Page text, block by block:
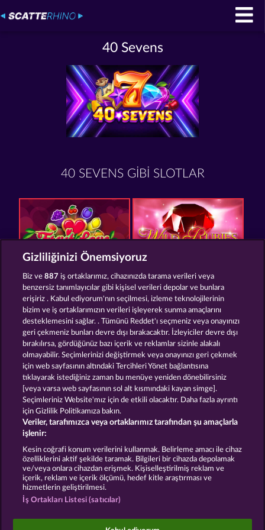
40 Sevens
40 SEVENS GIBI SLOTLAR
Fancy Fruits Back to the Fruits RoAR
Hüküm ve Koşullar Gizlilik Beyanı Künye
Şirket SSS
İptal talebini gönder
Sosyal casino oyunları sadece eğlence amaçlıdır ve
Gizliliğinizi Önemsiyoruz
Biz ve887 iş ortaklarımız, cihazınızda tarama verileri veya
benzersiz tanımlayıcılar gibi kişisel verileri depolar ve bunlara
erişiriz . Kabul ediyorum'nın seçilmesi, izleme teknolojilerinin
bizim ve iş ortaklarımızın verileri işleyerek sunma amaçlarını
desteklemesini sağlar. . Tümünü Reddet'ı seçmeniz veya onayınızı
geri çekmeniz bunları devre dışı bırakacaktır. İzleyiciler devre dışı
bırakılırsa, gördüğünüz bazı içerik ve reklamlar sizinle alakalı
olmayabilir. Seçimlerinizi değiştirmek veya onayınızı geri çekmek
için web sayfasının altındaki Tercihleri Yönet bağlantısına
tıklayarak istediğiniz zaman bu menüye yeniden dönebilirsiniz
[veya varsa web sayfasının sol alt kısmındaki kayan simge].
Seçimleriniz Website'mız için de etkili olacaktır. Daha fazla ayrıntı
için Gizlilik Politikamıza bakın.
Veriler, tarafımızca veya ortaklarımız tarafından şu amaçlarla
işlenir:
Kesin coğrafi konum verilerini kullanmak. Belirleme amacı ile cihaz
özelliklerini aktif şekilde taramak. Bilgileri bir cihazda depolamak
ve/veya onlara cihazdan erişmek. Kişiselleştirilmiş reklam ve
içerik, reklam ve içerik ölçümü, hedef kitle araştırması ve
hizmetlerin geliştirilmesi.
İş Ortakları Listesi (satıcılar)